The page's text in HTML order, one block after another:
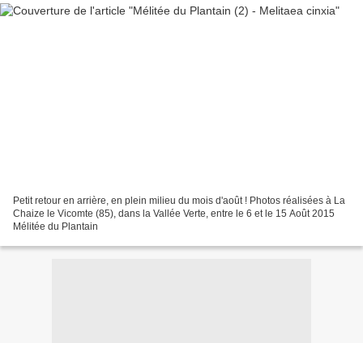
Petit retour en arrière, en plein milieu du mois d'août ! Photos réalisées à La
Chaize le Vicomte (85), dans la Vallée Verte, entre le 6 et le 15 Août 2015
Mélitée du Plantain